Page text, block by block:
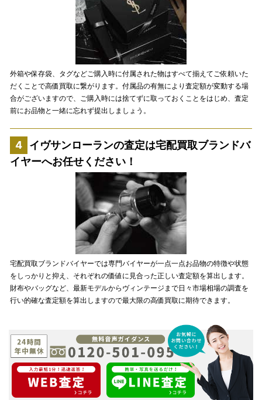
外箱や保存袋、タグなどご購入時に付属された物はすべて揃えてご依頼いた
だくことで高価買取に繋がります。付属品の有無により査定額が変動する場
合がございますので、ご購入時には捨てずに取っておくことをはじめ、査定
前にお品物と一緒に忘れず提出しましょう。
イヴサンローランの査定は宅配買取ブランドバ
イヤーへお任せください！
宅配買取ブランドバイヤーでは専門バイヤーが一点一点お品物の特徴や状態
をしっかりと抑え、それぞれの価値に見合った正しい査定額を算出します。
財布やバッグなど、最新モデルからヴィンテージまで日々市場相場の調査を
行い的確な査定額を算出しますので最大限の高価買取に期待できます。